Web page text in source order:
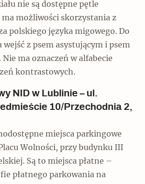
nie są dostępne pętle
możliwości skorzystania z
polskiego języka migowego. Do
wejść z psem asystującym i psem
ma oznaczeń w alfabecie
kontrastowych.
NID w Lublinie – ul.
10/Przechodnia 2,
miejsca parkingowe
Wolności, przy budynku III
Są to miejsca płatne –
płatnego parkowania na